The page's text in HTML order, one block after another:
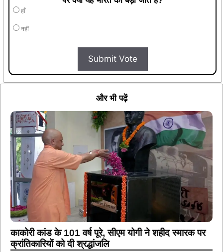
हाँ
नहीं
Submit Vote
और भी पढ़ें
काकोरी कांड के 101 वर्ष पूरे, सीएम योगी ने शहीद स्मारक पर
क्रांतिकारियों को दी श्रद्धांजलि